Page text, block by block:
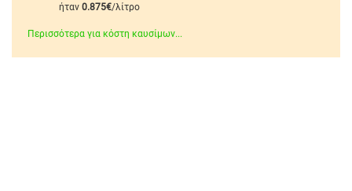
ήταν 0.875€/λίτρο
Περισσότερα για κόστη καυσίμων...